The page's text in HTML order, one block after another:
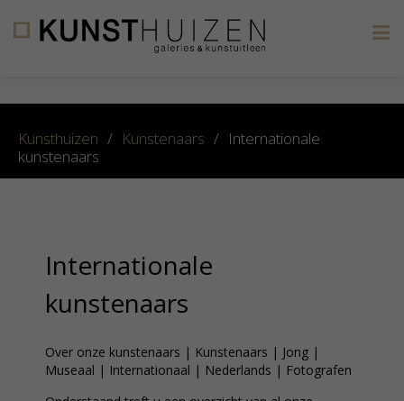
Kunsthuizen / Kunstenaars / Internationale
kunstenaars
Internationale
kunstenaars
Over onze kunstenaars | Kunstenaars | Jong |
Museaal | Internationaal | Nederlands | Fotografen